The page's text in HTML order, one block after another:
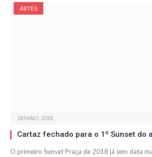
ARTES
28 MAIO, 2018
Cartaz fechado para o 1º Sunset do
O primeiro Sunset Praça de 2018 já tem data